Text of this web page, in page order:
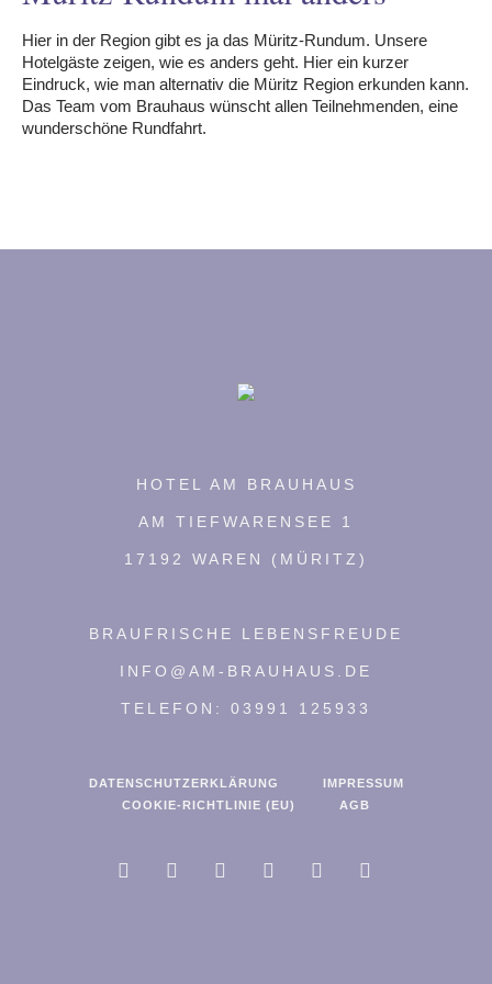
Hier in der Region gibt es ja das Müritz-Rundum. Unsere
Hotelgäste zeigen, wie es anders geht. Hier ein kurzer
Eindruck, wie man alternativ die Müritz Region erkunden kann.
Das Team vom Brauhaus wünscht allen Teilnehmenden, eine
wunderschöne Rundfahrt.
HOTEL AM BRAUHAUS
AM TIEFWARENSEE 1
17192 WAREN (MÜRITZ)
BRAUFRISCHE LEBENSFREUDE
INFO@AM-BRAUHAUS.DE
TELEFON: 03991 125933
DATENSCHUTZERKLÄRUNG
IMPRESSUM
COOKIE-RICHTLINIE (EU)
AGB